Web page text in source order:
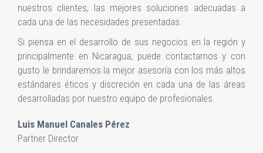
nuestros clientes, las mejores soluciones adecuadas a
cada una de las necesidades presentadas.
Si piensa en el desarrollo de sus negocios en la región y
principalmente en Nicaragua, puede contactarnos y con
gusto le brindaremos la mejor asesoría con los más altos
estándares éticos y discreción en cada una de las áreas
desarrolladas por nuestro equipo de profesionales.
Luis Manuel Canales Pérez
Partner Director